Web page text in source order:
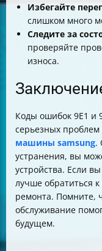
Избегайте
слишком много
Следите за
проверяйте
износа.
Коды ошибок 9E1 и
серьезных проблем
машины samsung.
устранения, вы
устройства. Если
лучше обратиться
ремонта. Помните,
обслуживание
будущем.